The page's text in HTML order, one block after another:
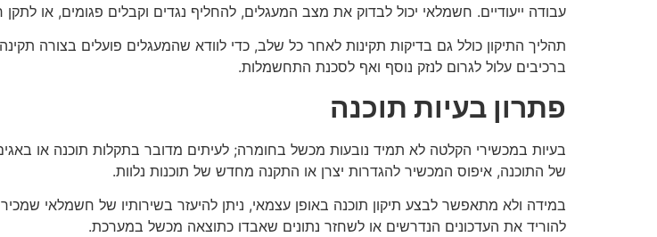
עבודה ייעודיים. חשמלאי יכול לבדוק את מצב המעגלים, להחליף נגדים וקבלים פגומים, או
תהליך התיקון כולל גם בדיקות תקינות לאחר כל שלב, כדי לוודא שהמעגלים פועלים בצורה
ברכיבים עלול לגרום לנזק נוסף ואף לסכנת התחשמלות.
פתרון בעיות תוכנה
בעיות במכשירי הקלטה לא תמיד נובעות מכשל בחומרה; לעיתים מדובר בתקלות תוכנה או
של התוכנה, איפוס המכשיר להגדרות יצרן או התקנה מחדש של תוכנות נלוות.
במידה ולא מתאפשר לבצע תיקון תוכנה באופן עצמאי, ניתן להיעזר בשירותיו של חשמלאי
להוריד את העדכונים הנדרשים או לשחזר נתונים שאבדו כתוצאה מכשל במערכת.